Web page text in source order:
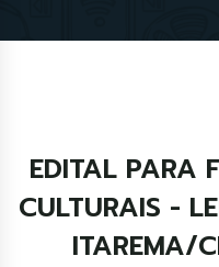
EDITAL PARA
CULTURAIS -
ITAREMA/